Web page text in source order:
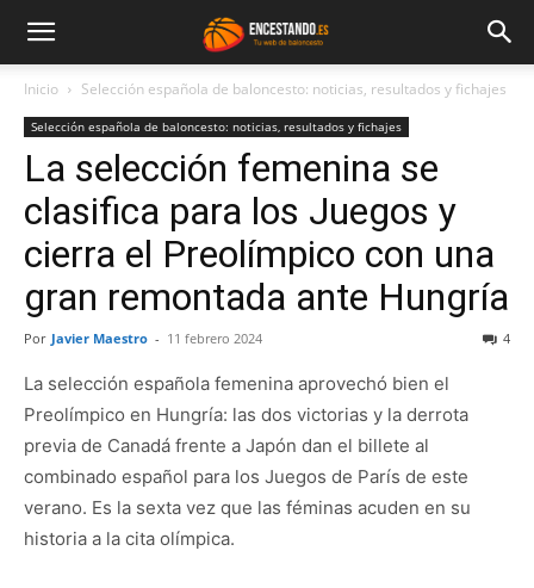
Inicio Selección española de baloncesto: noticias, resultados y fichajes
Selección española de baloncesto: noticias, resultados y fichajes
La selección femenina se
clasifica para los Juegos y
cierra el Preolímpico con una
gran remontada ante Hungría
Por Javier Maestro - 11 febrero 2024 4
La selección española femenina aprovechó bien el
Preolímpico en Hungría: las dos victorias y la derrota
previa de Canadá frente a Japón dan el billete al
combinado español para los Juegos de París de este
verano. Es la sexta vez que las féminas acuden en su
historia a la cita olímpica.